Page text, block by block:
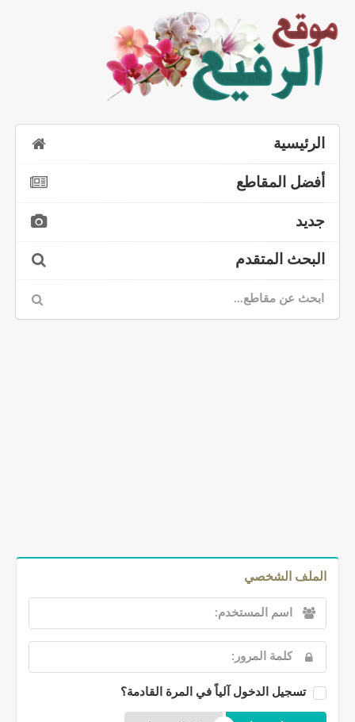
الرئيسية
أفضل المقاطع
جديد
البحث المتقدم
الملف الشخصي
تسجيل الدخول آلياً في المرة القادمة؟